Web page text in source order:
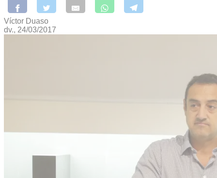
Víctor Duaso
dv., 24/03/2017